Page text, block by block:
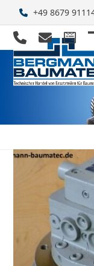
content
+49 8679